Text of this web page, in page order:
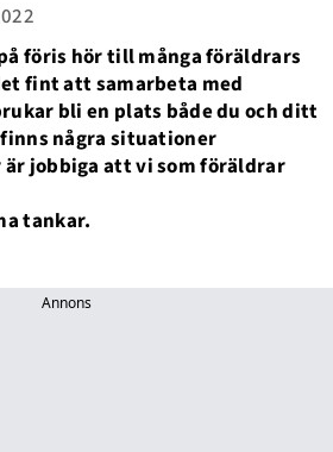
föris hör till många föräldrars
fint att samarbeta med
bli en plats både du och ditt
några situationer
är jobbiga att vi som föräldrar
tankar.
Annons